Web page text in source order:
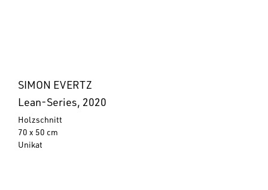
SIMON EVERTZ
Lean-Series, 2020
Holzschnitt
70 x 50 cm
Unikat